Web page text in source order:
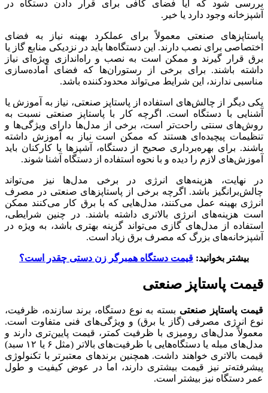
بررسی شود که آیا فضای کافی برای قرار دادن دستگاه در
آشپزخانه وجود دارد یا خیر.
پاستاپزهای صنعتی معمولاً برای عملکرد بهینه نیاز به فضای
اختصاصی برای نصب دارند. این دستگاه‌ها باید در نزدیکی منابع گاز یا
برق قرار گیرند و ممکن است به نصب و راه‌اندازی ویژه‌ای نیاز
داشته باشند. برای برخی از رستوران‌ها که فضای آماده‌سازی
مناسبی ندارند، این شرایط می‌تواند محدودکننده باشد.
یکی دیگر از چالش‌های استفاده از پاستاپز صنعتی، نیاز به آموزش یا
آشنایی با دستگاه است. اگرچه کار با پاستاپز صنعتی نسبت به
روش‌های سنتی راحت‌تر است، برخی از مدل‌ها دارای ویژگی‌ها و
تنظیمات پیچیده‌ای هستند که ممکن است نیاز به آموزش داشته
باشند. برای بهره‌برداری صحیح از دستگاه، آشپزها یا کارکنان باید
آموزش‌های لازم را دیده و با نحوه استفاده از دستگاه آشنا شوند.
در نهایت، هزینه‌های انرژی در برخی مدل‌ها نیز می‌تواند
چالش‌برانگیز باشد. اگرچه برخی از پاستاپزهای صنعتی در مصرف
انرژی بهینه عمل می‌کنند، مدل‌هایی که با برق کار می‌کنند ممکن
است هزینه‌های انرژی بالاتری داشته باشند. در چنین شرایطی،
استفاده از مدل‌های گازی می‌تواند گزینه بهتری باشد، به ویژه در
آشپزخانه‌های بزرگ که مصرف برق زیاد است.
بیشتر بخوانید: قیمت دستگاه همبرگر زن دستی چقدر است؟
قیمت پاستاپز صنعتی
قیمت پاستاپز صنعتی بسته به نوع دستگاه، برند سازنده، ظرفیت،
نوع انرژی مصرفی (گاز یا برق) و ویژگی‌های فنی متفاوت است.
معمولاً مدل‌های رومیزی با ظرفیت کمتر، قیمت پایین‌تری دارند و
مدل‌های مبله یا دستگاه‌هایی با ظرفیت‌های بالاتر (مثل ۶ یا ۱۲ سبد)
قیمت بالاتری خواهند داشت. همچنین برندهای معتبرتر با تکنولوژی
پیشرفته‌تر نیز قیمت بیشتری دارند، اما در عوض کیفیت و طول
عمر دستگاه نیز بیشتر است.